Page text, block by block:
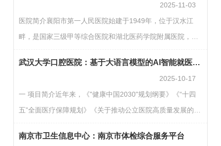
提升，不断推进以“智慧医疗、智慧服务、智慧管理、智慧安
全”为目标的一体化智慧医院建设。医院信息化建设历程秉
持“改善就医体验、提高服务效率、减少医疗差错、控制医疗
成本”的信息化建设原则，医院于2007年开启信息化建设，
2025-11-03
医院简介襄阳市第一人民医院始建于1949年，位于汉水江
畔，是国家三级甲等综合医院和湖北医药学院附属医院，先
院等多项荣誉称号，被誉为汉江流域“医学明珠”。医院形
成“一院五区”的发展格局：东院区、西院区、养老康复院
区、高新院区、东津院区。目前拥有3000张开放床位、47个
专科，以及47个病区。医院高度重视信息化建设，组建了一
支由26名工作人员构成的专业信息化团队，团队成员包括15
武汉大学口腔医院：基于大语言模型的AI智能就医助手
2025-10-17
一 项目简介近年来，《"健康中国2030"规划纲要》《“十四
五”全面医疗保障规划》《关于推动公立医院高质量发展的意
联网技术和人工智能技术的日益成熟与发展，各大医院纷纷
南京市卫生信息中心：南京市体检综合服务平台